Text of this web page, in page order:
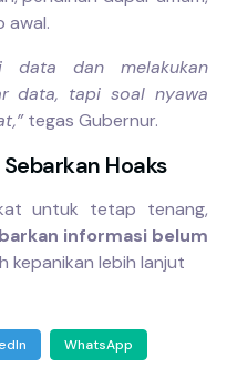
awal.
data dan melakukan
data, tapi soal nyawa
tegas Gubernur.
Hoaks
untuk tetap tenang,
informasi belum
kepanikan lebih lanjut
WhatsApp